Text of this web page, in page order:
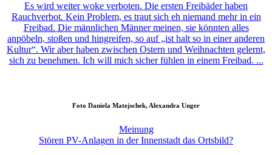
Es wird weiter woke verboten. Die ersten Freibäder haben
Rauchverbot. Kein Problem, es traut sich eh niemand mehr in ein
Freibad. Die männlichen Männer meinen, sie könnten alles
anpöbeln, stoßen und hingreifen, so auf „ist halt so in einer anderen
Kultur“. Wir aber haben zwischen Ostern und Weihnachten gelernt,
sich zu benehmen. Ich will mich sicher fühlen in einem Freibad. ...
Foto Daniela Matejschek, Alexandra Unger
Meinung
Stören PV-Anlagen in der Innenstadt das Ortsbild?